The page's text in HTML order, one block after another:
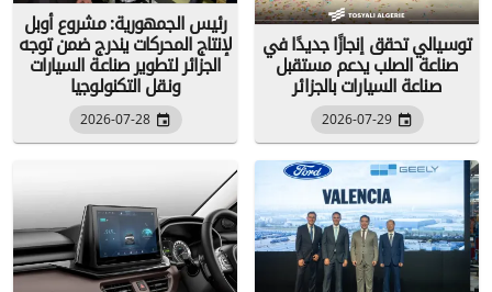
توسيالي تحقق إنجازًا جديدًا في
صناعة الصلب يدعم مستقبل
صناعة السيارات بالجزائر
2026-07-29
رئيس الجمهورية: مشروع أوبل
لإنتاج المحركات يندرج ضمن توجه
الجزائر لتطوير صناعة السيارات
ونقل التكنولوجيا
2026-07-28